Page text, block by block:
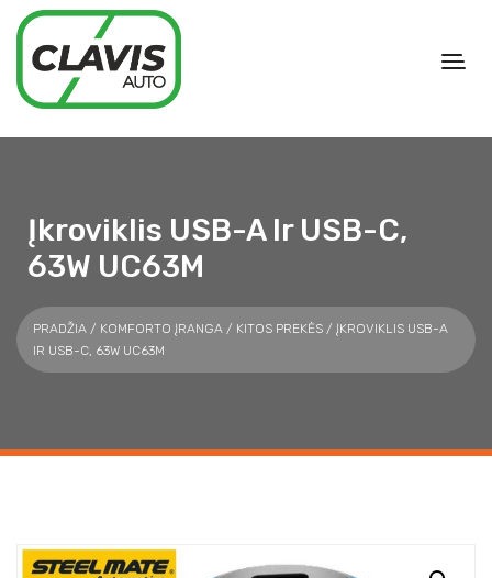
Įkroviklis USB-A Ir USB-C,
63W UC63M
PRADŽIA / KOMFORTO ĮRANGA / KITOS PREKĖS / ĮKROVIKLIS USB-A
IR USB-C, 63W UC63M